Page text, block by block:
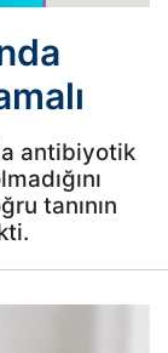
antibiyotik
tanının